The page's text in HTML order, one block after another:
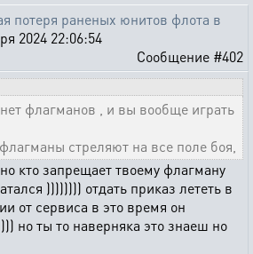
потеря раненых юнитов флота в
2024 22:06:54
Сообщение #402
флагманов , и вы вообще играть
стреляют на все поле боя,
кто запрещает твоему флагману
)))))))) отдать приказ лететь в
от сервиса в это время он
но ты то наверняка это знаеш но